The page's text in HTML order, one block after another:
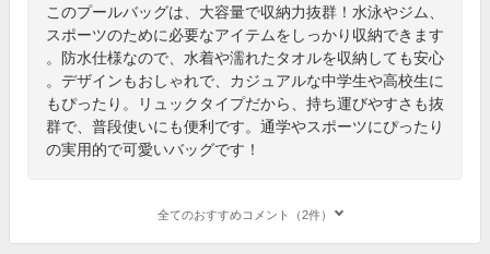
このプールバッグは、大容量で収納力抜群！水泳やジム、
スポーツのために必要なアイテムをしっかり収納できます
。防水仕様なので、水着や濡れたタオルを収納しても安心
。デザインもおしゃれで、カジュアルな中学生や高校生に
もぴったり。リュックタイプだから、持ち運びやすさも抜
群で、普段使いにも便利です。通学やスポーツにぴったり
の実用的で可愛いバッグです！
全てのおすすめコメント（2件）